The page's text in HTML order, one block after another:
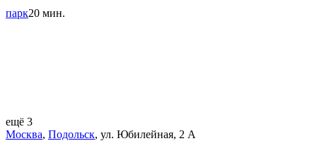
парк20 мин.
ещё 3
Москва, Подольск, ул. Юбилейная, 2 А